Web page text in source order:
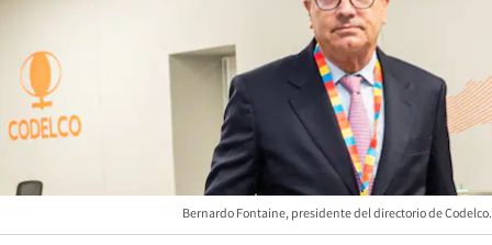
Bernardo Fontaine, presidente del directorio de Codelco.